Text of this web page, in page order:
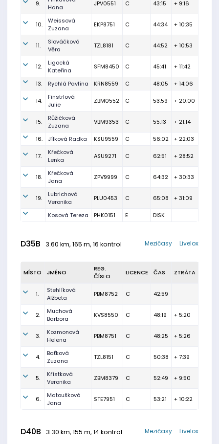
9.
Hana
JPV0551 C 43:15 + 9:16
10.
Weissová
Zuzana
EKP8751 C 44:34 + 10:35
11.
Slováčková
Věra
TZL8181 C 44:52 + 10:53
12.
Ligocká
Kateřina
SFM8450 C 45:41 + 11:42
13. Rychlá Pavlína KRN8559 C 48:05 + 14:06
14.
Finstrlová
Julie
ZBM0552 C 53:59 + 20:00
15.
Růžičková
Zuzana
VBM9353 C 55:13 + 21:14
16. Jílková Radka KSU9559 C 56:02 + 22:03
17.
Křečková
Lenka
ASU9271 C 62:51 + 28:52
18.
Křečková
Jana
ZPV9999 C 64:32 + 30:33
19.
Lubrichová
Veronika
PLU0453 C 65:08 + 31:09
Kosová Tereza PHK0151 E DISK
D35B 3.60 km, 165 m, 16 kontrol Livelox
Mezičasy
MÍSTO JMÉNO
REG.
ČÍSLO
LICENCE ČAS ZTRÁTA
1.
Stehlíková
Alžbeta
PBM8752 C 42:59
2.
Muchová
Barbora
KVS8550 C 48:19 + 5:20
3.
Kozmonová
Helena
PBM8751 C 48:25 + 5:26
4.
Baťková
Zuzana
TZL8151 C 50:38 + 7:39
5.
Křístková
Veronika
ZBM8379 C 52:49 + 9:50
6.
Matoušková
Jana
STE7951 C 53:21 + 10:22
D40B 3.30 km, 155 m, 14 kontrol Livelox
Mezičasy